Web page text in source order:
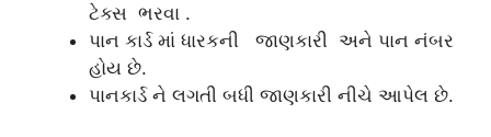
ટેક્સ ભરવા .
પાન કાર્ડ માં ધારકની જાણકારી અને પાન નંબર
હોય છે.
પાનકાર્ડ ને લગતી બધી જાણકારી નીચે આપેલ છે.